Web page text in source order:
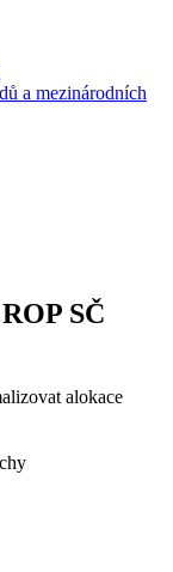
a mezinárodních
SČ
alokace